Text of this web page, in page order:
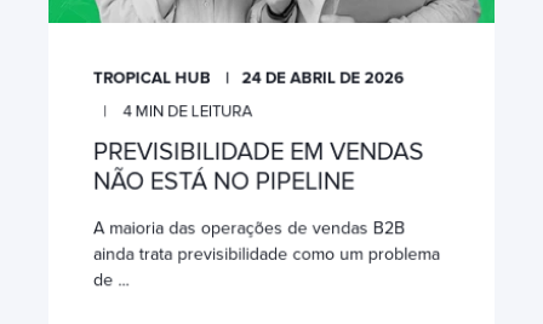
TROPICAL HUB
24 DE ABRIL DE 2026
4MIN DE LEITURA
PREVISIBILIDADE EM VENDAS
NÃO ESTÁ NO PIPELINE
A maioria das operações de vendas B2B
ainda trata previsibilidade como um problema
de ...